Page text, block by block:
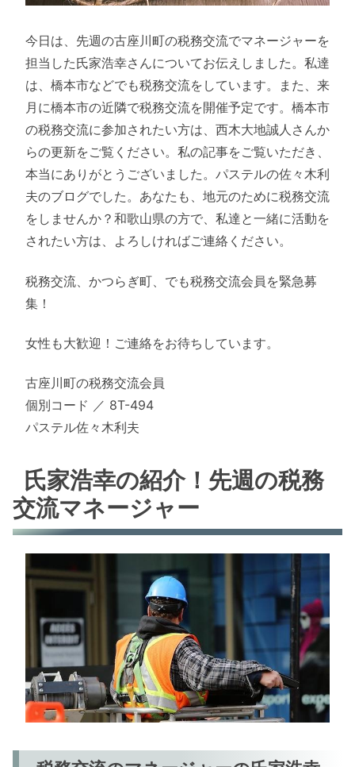
今日は、先週の古座川町の税務交流でマネージャーを
担当した氏家浩幸さんについてお伝えしました。私達
は、橋本市などでも税務交流をしています。また、来
月に橋本市の近隣で税務交流を開催予定です。橋本市
の税務交流に参加されたい方は、西木大地誠人さんか
らの更新をご覧ください。私の記事をご覧いただき、
本当にありがとうございました。パステルの佐々木利
夫のブログでした。あなたも、地元のために税務交流
をしませんか？和歌山県の方で、私達と一緒に活動を
されたい方は、よろしければご連絡ください。
税務交流、かつらぎ町、でも税務交流会員を緊急募
集！
女性も大歓迎！ご連絡をお待ちしています。
古座川町の税務交流会員
個別コード ／ 8T-494
パステル佐々木利夫
氏家浩幸の紹介！先週の税務
交流マネージャー